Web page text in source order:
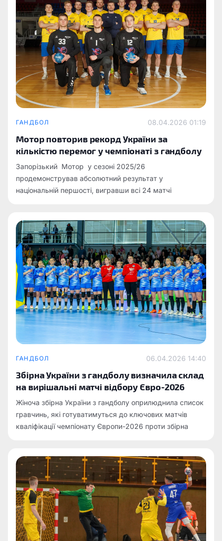
ГАНДБОЛ 08.04.2026 01:19
Мотор повторив рекорд України за
кількістю перемог у чемпіонаті з гандболу
Запорізький Мотор у сезоні 2025/26
продемонстрував абсолютний результат у
національній першості, вигравши всі 24 матчі
ГАНДБОЛ 06.04.2026 14:40
Збірна України з гандболу визначила склад
на вирішальні матчі відбору Євро-2026
Жіноча збірна України з гандболу оприлюднила список
гравчинь, які готуватимуться до ключових матчів
кваліфікації чемпіонату Європи-2026 проти збірна